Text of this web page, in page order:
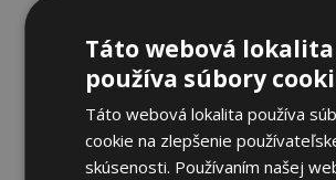
K odberu na 17 pobočkách
213,63 €
Táto webová lokalita
používa súbory
Táto webová lokalita používa
cookie na zlepšenie
skúsenosti. Používaním našej